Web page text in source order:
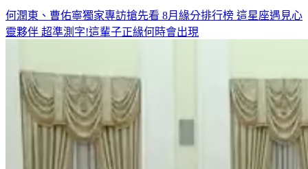
何潤東、曹佑寧獨家專訪搶先看 8月緣分排行榜 這星座遇見心
靈夥伴 超準測字!這輩子正緣何時會出現